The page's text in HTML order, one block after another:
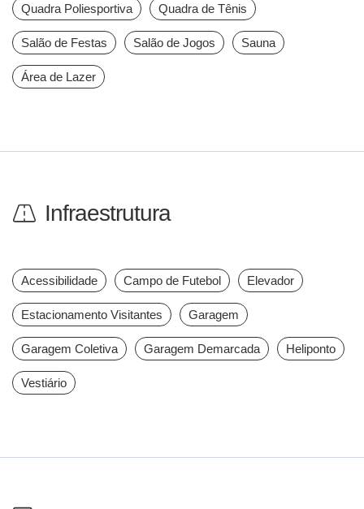
Quadra Poliesportiva Quadra de Tênis
Salão de Festas Salão de Jogos Sauna
Área de Lazer
Infraestrutura
Acessibilidade Campo de Futebol Elevador
Estacionamento Visitantes Garagem
Garagem Coletiva Garagem Demarcada Heliponto
Vestiário